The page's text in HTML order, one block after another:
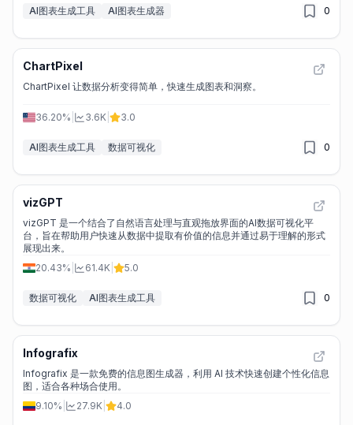
AI图表生成工具 AI图表生成器 0
ChartPixel
ChartPixel 让数据分析变得简单，快速生成图表和洞察。
36.20% 3.6K 3.0
AI图表生成工具 数据可视化 0
vizGPT
vizGPT 是一个结合了自然语言处理与直观拖放界面的AI数据可视化平
台，旨在帮助用户快速从数据中提取有价值的信息并通过易于理解的形式
展现出来。
20.43%
61.4K 5.0
数据可视化 AI图表生成工具 0
Infografix
Infografix 是一款免费的信息图生成器，利用 AI 技术快速创建个性化信息
图，适合各种场合使用。
9.10%
27.9K 4.0